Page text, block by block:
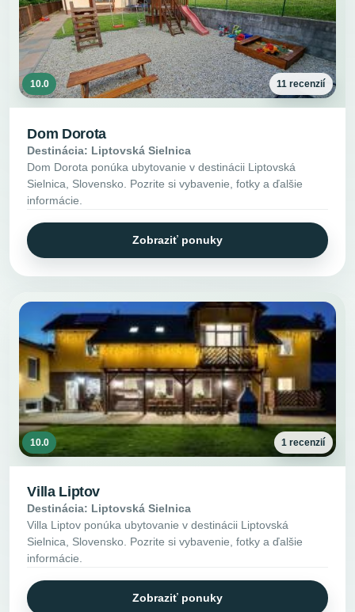
10.0 11 recenzií
Dom Dorota
Destinácia: Liptovská Sielnica
Dom Dorota ponúka ubytovanie v destinácii Liptovská
Sielnica, Slovensko. Pozrite si vybavenie, fotky a ďalšie
informácie.
Zobraziť ponuky
10.0 1 recenzií
Villa Liptov
Destinácia: Liptovská Sielnica
Villa Liptov ponúka ubytovanie v destinácii Liptovská
Sielnica, Slovensko. Pozrite si vybavenie, fotky a ďalšie
informácie.
Zobraziť ponuky